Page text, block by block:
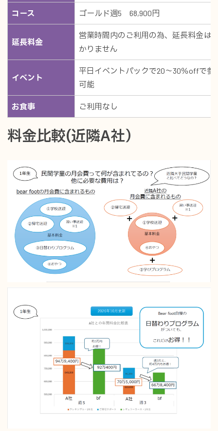
コース ゴールド週5 68,900円
延長料金
営業時間内のご利用の為、延長料金は
かりません
イベント
平日イベントパックで20～30％offで参
可能
お食事 ご利用なし
料金比較(近隣A社）